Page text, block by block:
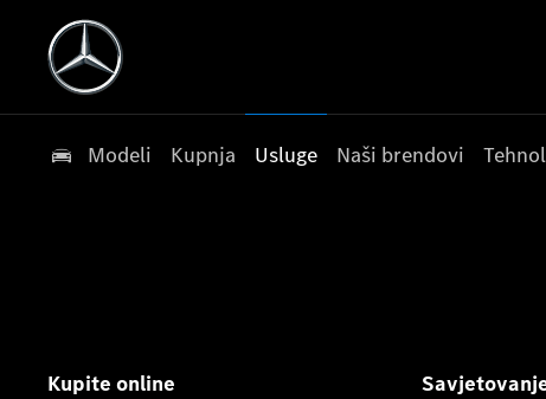
Modeli Kupnja Usluge Naši brendovi
Kupite online